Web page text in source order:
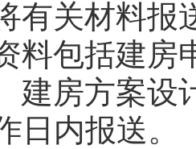
有关材料报
料包括建房
建房方案设
日内报送。